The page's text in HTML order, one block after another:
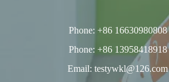
Phone: +86 16630980808
Phone: +86 13958418918
Email: testywkl@126.com